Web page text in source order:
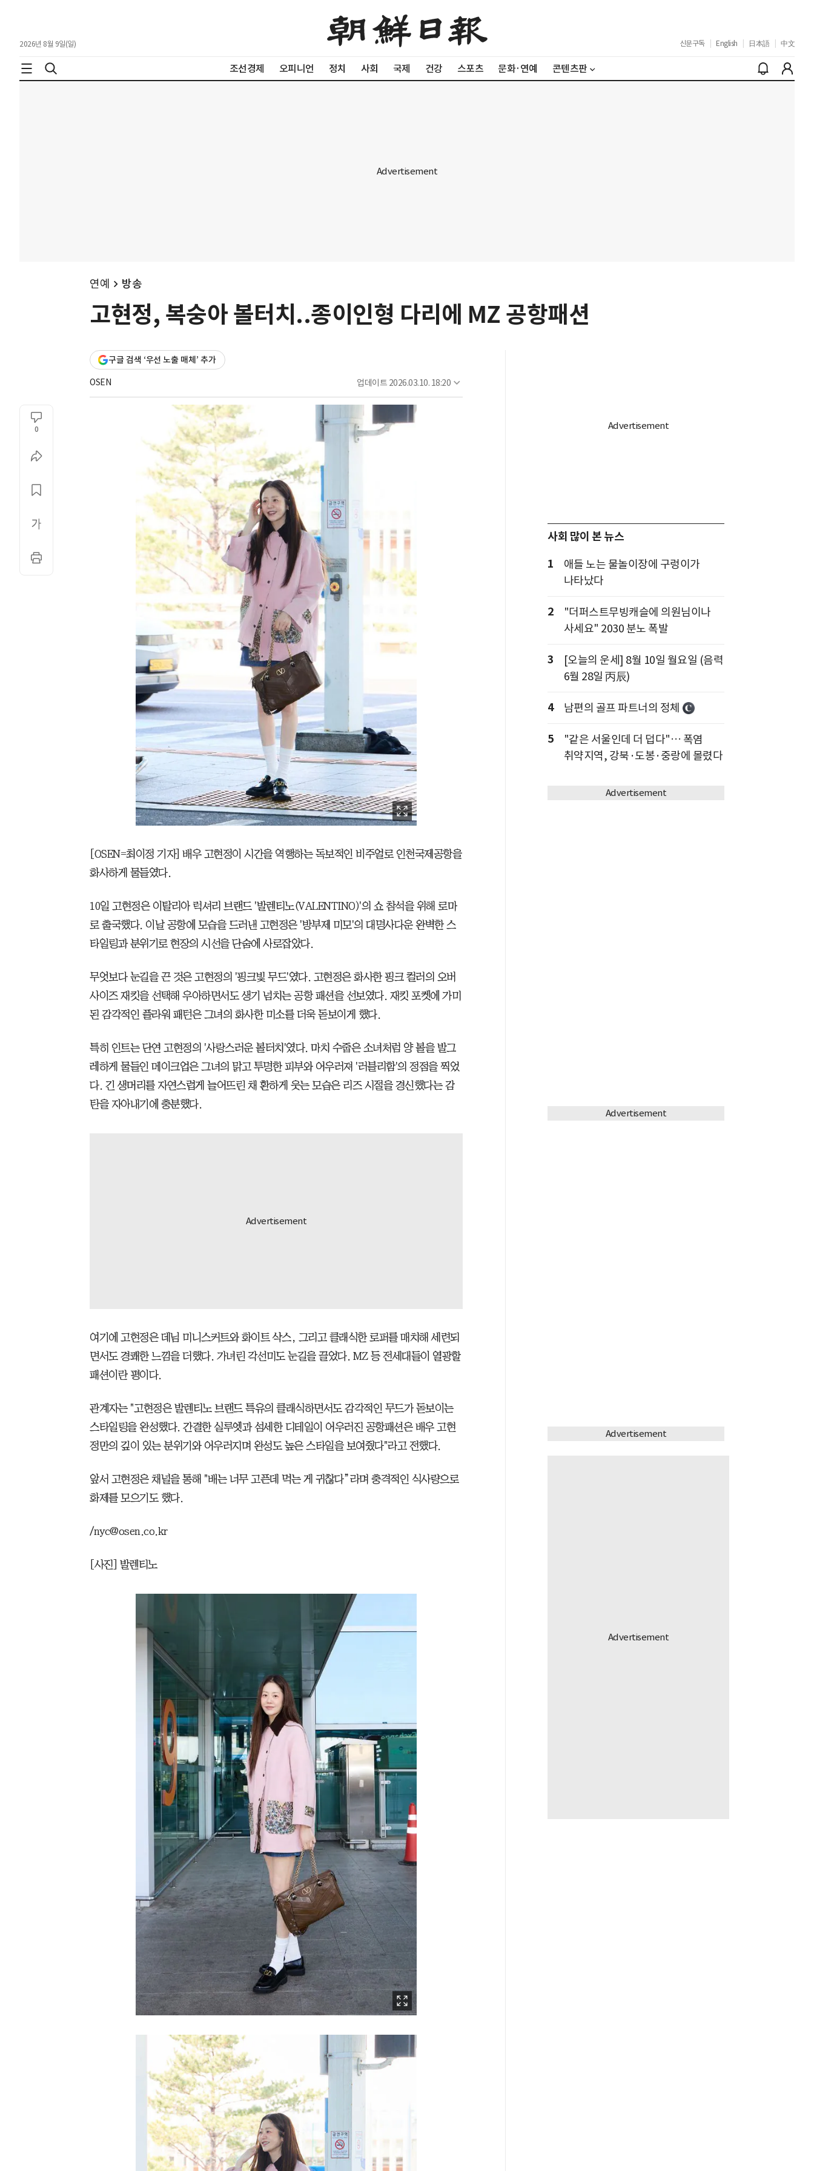
2026년 8월 9일(일) 신문구독 English 日本語 中文
조선경제 오피니언 정치 사회 국제 건강 스포츠 문화·연예 콘텐츠판
연예 방송
고현정, 복숭아 볼터치..종이인형 다리에 MZ 공항패션
구글 검색 ‘우선 노출 매체’ 추가
OSEN 업데이트 2026.03.10. 18:20
0
[OSEN=최이정 기자] 배우 고현정이 시간을 역행하는 독보적인 비주얼로 인천국제공항을
화사하게 물들였다.
10일 고현정은 이탈리아 럭셔리 브랜드 '발렌티노(VALENTINO)'의 쇼 참석을 위해 로마
로 출국했다. 이날 공항에 모습을 드러낸 고현정은 '방부제 미모'의 대명사다운 완벽한 스
타일링과 분위기로 현장의 시선을 단숨에 사로잡았다.
무엇보다 눈길을 끈 것은 고현정의 '핑크빛 무드'였다. 고현정은 화사한 핑크 컬러의 오버
사이즈 재킷을 선택해 우아하면서도 생기 넘치는 공항 패션을 선보였다. 재킷 포켓에 가미
된 감각적인 플라워 패턴은 그녀의 화사한 미소를 더욱 돋보이게 했다.
특히 인트는 단연 고현정의 '사랑스러운 볼터치'였다. 마치 수줍은 소녀처럼 양 볼을 발그
레하게 물들인 메이크업은 그녀의 맑고 투명한 피부와 어우러져 '러블리함'의 정점을 찍었
다. 긴 생머리를 자연스럽게 늘어뜨린 채 환하게 웃는 모습은 리즈 시절을 경신했다는 감
탄을 자아내기에 충분했다.
여기에 고현정은 데님 미니스커트와 화이트 삭스, 그리고 클래식한 로퍼를 매치해 세련되
면서도 경쾌한 느낌을 더했다. 가녀린 각선미도 눈길을 끌었다. MZ 등 전세대들이 열광할
패션이란 평이다.
관계자는 "고현정은 발렌티노 브랜드 특유의 클래식하면서도 감각적인 무드가 돋보이는
스타일링을 완성했다. 간결한 실루엣과 섬세한 디테일이 어우러진 공항패션은 배우 고현
정만의 깊이 있는 분위기와 어우러지며 완성도 높은 스타일을 보여줬다"라고 전했다.
앞서 고현정은 채널을 통해 "배는 너무 고픈데 먹는 게 귀찮다”라며 충격적인 식사량으로
화제를 모으기도 했다.
/nyc@osen.co.kr
[사진] 발렌티노
사회 많이 본 뉴스
1
애들 노는 물놀이장에 구렁이가
나타났다
2
"더퍼스트무빙캐슬에 의원님이나
사세요" 2030 분노 폭발
3
[오늘의 운세] 8월 10일 월요일 (음력
6월 28일 丙辰)
4 남편의 골프 파트너의 정체
5
"같은 서울인데 더 덥다"… 폭염
취약지역, 강북·도봉·중랑에 몰렸다